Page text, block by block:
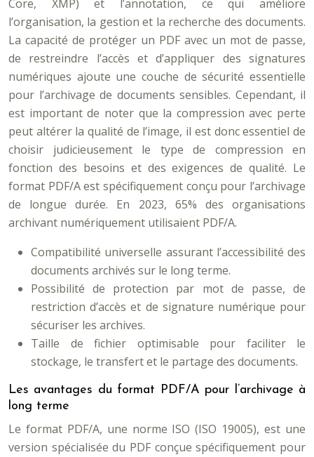
Core, XMP) et l’annotation, ce qui améliore
l’organisation, la gestion et la recherche des documents.
La capacité de protéger un PDF avec un mot de passe,
de restreindre l’accès et d’appliquer des signatures
numériques ajoute une couche de sécurité essentielle
pour l’archivage de documents sensibles. Cependant, il
est important de noter que la compression avec perte
peut altérer la qualité de l’image, il est donc essentiel de
choisir judicieusement le type de compression en
fonction des besoins et des exigences de qualité. Le
format PDF/A est spécifiquement conçu pour l’archivage
de longue durée. En 2023, 65% des organisations
archivant numériquement utilisaient PDF/A.
Compatibilité universelle assurant l’accessibilité des
documents archivés sur le long terme.
Possibilité de protection par mot de passe, de
restriction d’accès et de signature numérique pour
sécuriser les archives.
Taille de fichier optimisable pour faciliter le
stockage, le transfert et le partage des documents.
Les avantages du format PDF/A pour l’archivage à
long terme
Le format PDF/A, une norme ISO (ISO 19005), est une
version spécialisée du PDF conçue spécifiquement pour